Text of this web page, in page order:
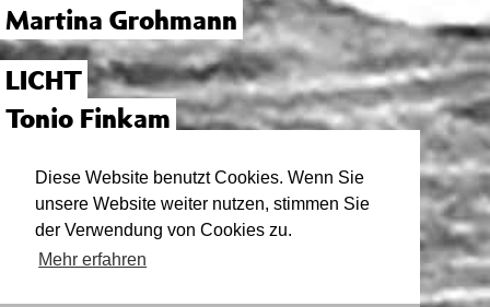
Diese Website benutzt Cookies. Wenn Sie
unsere Website weiter nutzen, stimmen Sie
der Verwendung von Cookies zu.
Mehr erfahren
Martina Grohmann
LICHT
Tonio Finkam
PRODUKTIONSLEITUNG
Annette von Goumoëns